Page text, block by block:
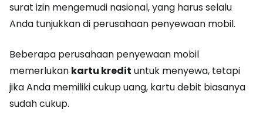
surat izin mengemudi nasional, yang harus selalu
Anda tunjukkan di perusahaan penyewaan mobil.
Beberapa perusahaan penyewaan mobil
memerlukan kartu kredit untuk menyewa, tetapi
jika Anda memiliki cukup uang, kartu debit biasanya
sudah cukup.